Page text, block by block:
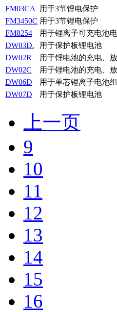
FM03CA
用于3节锂电保护
FM3450C 用于3节锂电保护
FM8254
用于锂离子可充电池
DW03D.
用于保护板锂电池
DW02R
用于锂电池的充电、
DW02C
用于锂电池的充电、
DW06D
用于单芯锂离子电池
DW07D
用于保护板锂电池
上一页
9
10
11
12
13
14
15
16